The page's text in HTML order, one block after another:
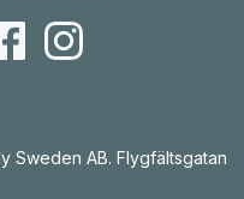
Sweden AB. Flygfältsgatan